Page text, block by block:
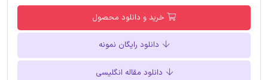
خرید و دانلود محصول
دانلود رایگان نمونه
دانلود مقاله انگلیسی